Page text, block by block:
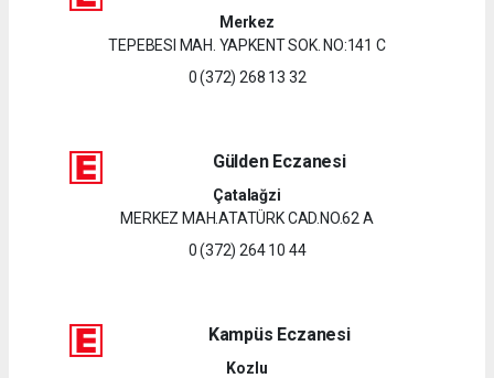
Merkez
TEPEBESI MAH. YAPKENT SOK. NO:141 C
0 (372) 268 13 32
Gülden Eczanesi
Çatalağzi
MERKEZ MAH.ATATÜRK CAD.NO.62 A
0 (372) 264 10 44
Kampüs Eczanesi
Kozlu